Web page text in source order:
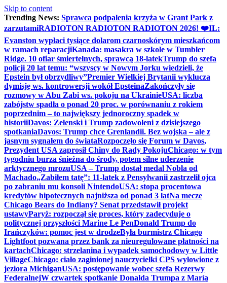
Skip to content
Trending News: Sprawca podpalenia krzyża w Grant Park z
zarzutamiRADIOTON RADIOTON RADIOTON 2026! ❤️IL:
Evanston wypłaci tysiące dolarom czarnoskórym mieszkańcom
w ramach reparacjiKanada: masakra w szkole w Tumbler
Ridge. 10 ofiar śmiertelnych, sprawcą 18-latekTrump do szefa
policji 20 lat temu: “wszyscy w Nowym Jorku wiedzieli, że
Epstein był obrzydliwy”Premier Wielkiej Brytanii wyklucza
dymisję ws. kontrowersji wokół EpsteinaZakończyły się
rozmowy w Abu Zabi ws. pokoju na UkrainieUSA: liczba
zabójstw spadła o ponad 20 proc. w porównaniu z rokiem
poprzednim – to największy jednoroczny spadek w
historiiDavos: Zełenski i Trump zadowoleni z dzisiejszego
spotkaniaDavos: Trump chce Grenlandii. Bez wojska – ale z
jasnym sygnałem do świataRozpoczęło się Forum w Davos,
Prezydent USA zaprosił Chiny do Rady PokojuChicago: w tym
tygodniu burza śnieżna do środy, potem silne uderzenie
arktycznego mrozuUSA – Trump dostał medal Nobla od
Machado„Zabiłem tatę”: 11-latek z Pensylwanii zastrzelił ojca
po zabraniu mu konsoli NintendoUSA: stopa procentowa
kredytów hipotecznych najniższa od ponad 3 latNa mecze
Chicago Bears do Indiany? Senat przedstawił projekt
ustawyParyż: rozpoczął się proces, który zadecyduje o
politycznej przyszłości Marine Le PenDonald Trump do
Irańczyków: pomoc jest w drodzeByła burmistrz Chicago
Lightfoot pozwana przez bank za nieuregulowane płatności na
kartachChicago: strzelanina i wypadek samochodowy w Little
VillageChicago: ciało zaginionej nauczycielki CPS wyłowione z
jeziora MichiganUSA: postępowanie wobec szefa Rezerwy
FederalnejW czwartek spotkanie Donalda Trumpa z Maríą